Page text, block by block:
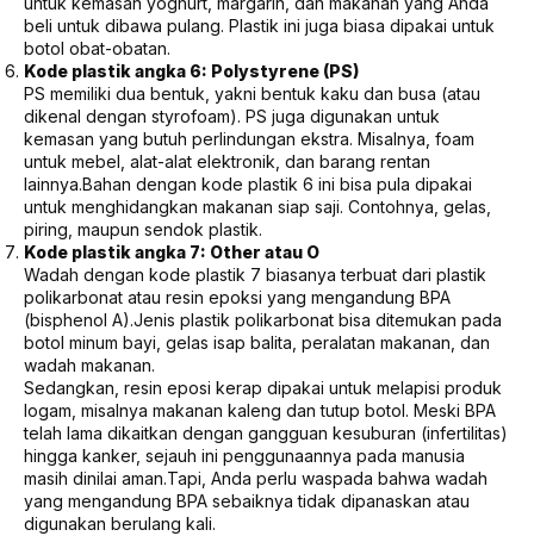
beli untuk dibawa pulang. Plastik ini juga biasa dipakai untuk
botol obat-obatan.
Kode plastik angka 6: Polystyrene (PS)
PS memiliki dua bentuk, yakni bentuk kaku dan busa (atau
dikenal dengan styrofoam). PS juga digunakan untuk
kemasan yang butuh perlindungan ekstra. Misalnya, foam
untuk mebel, alat-alat elektronik, dan barang rentan
lainnya.Bahan dengan kode plastik 6 ini bisa pula dipakai
untuk menghidangkan makanan siap saji. Contohnya, gelas,
piring, maupun sendok plastik.
Kode plastik angka 7: Other atau O
Wadah dengan kode plastik 7 biasanya terbuat dari plastik
polikarbonat atau resin epoksi yang mengandung BPA
(bisphenol A).Jenis plastik polikarbonat bisa ditemukan pada
botol minum bayi, gelas isap balita, peralatan makanan, dan
wadah makanan.
Sedangkan, resin eposi kerap dipakai untuk melapisi produk
logam, misalnya makanan kaleng dan tutup botol. Meski BPA
telah lama dikaitkan dengan gangguan kesuburan (infertilitas)
hingga kanker, sejauh ini penggunaannya pada manusia
masih dinilai aman.Tapi, Anda perlu waspada bahwa wadah
yang mengandung BPA sebaiknya tidak dipanaskan atau
digunakan berulang kali.